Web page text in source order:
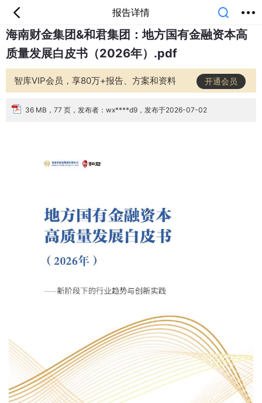
报告详情
首页 分类 专题 会员
我的
课堂
中小学 公开课 考研
生活
汽车
海南财金集团&和君集团：地方国有金融资本高
质量发展白皮书（2026年）.pdf
智库VIP会员，享80万+报告、方案和资料 开通会员
36 MB，77 页，发布者：wx****d9，发布于2026-07-02